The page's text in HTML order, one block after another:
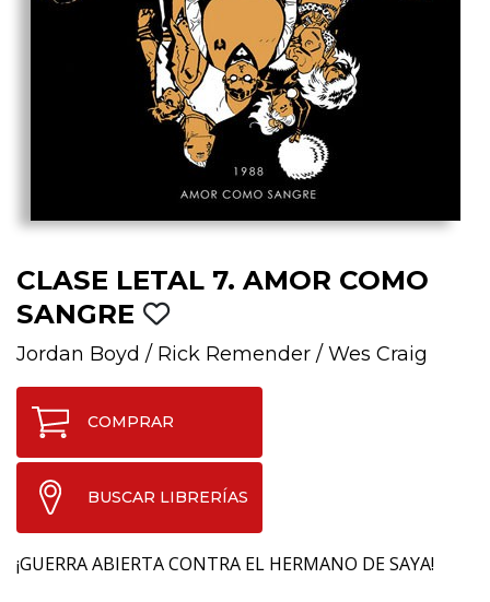
CLASE LETAL 7. AMOR COMO
SANGRE
Jordan Boyd / Rick Remender / Wes Craig
COMPRAR
BUSCAR LIBRERÍAS
¡GUERRA ABIERTA CONTRA EL HERMANO DE SAYA!